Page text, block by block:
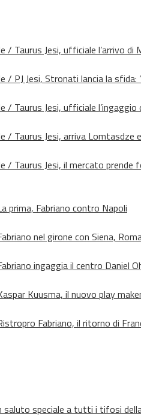
/ Taurus Jesi, ufficiale l’arrivo di
/ PJ Jesi, Stronati lancia la
/ Taurus Jesi, ufficiale l’ingaggio
/ Taurus Jesi, arriva
/ Taurus Jesi, il mercato prende
prima, Fabriano contro Napoli
nel girone con Siena,
ingaggia il centro Daniel
Kuusma, il nuovo play
Fabriano, il ritorno di
saluto speciale a tutti i tifosi